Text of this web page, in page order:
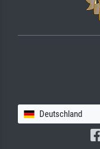
Deutschland